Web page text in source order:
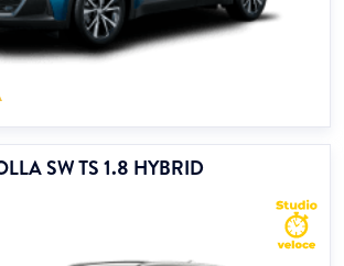
SW TS 1.8 HYBRID